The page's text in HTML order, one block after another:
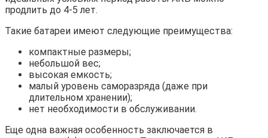
продлить до 4-5 лет.
Такие батареи имеют следующие преимущества:
компактные размеры;
небольшой вес;
высокая емкость;
малый уровень саморазряда (даже при
длительном хранении);
нет необходимости в обслуживании.
Еще одна важная особенность заключается в